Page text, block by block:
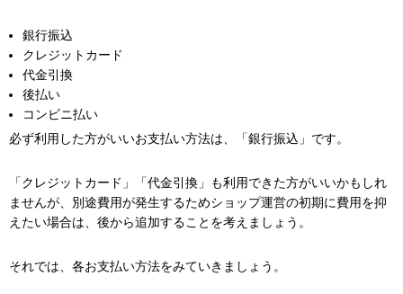
銀行振込
クレジットカード
代金引換
後払い
コンビニ払い
必ず利用した方がいいお支払い方法は、「銀行振込」です。
「クレジットカード」「代金引換」も利用できた方がいいかもしれ
ませんが、別途費用が発生するためショップ運営の初期に費用を抑
えたい場合は、後から追加することを考えましょう。
それでは、各お支払い方法をみていきましょう。